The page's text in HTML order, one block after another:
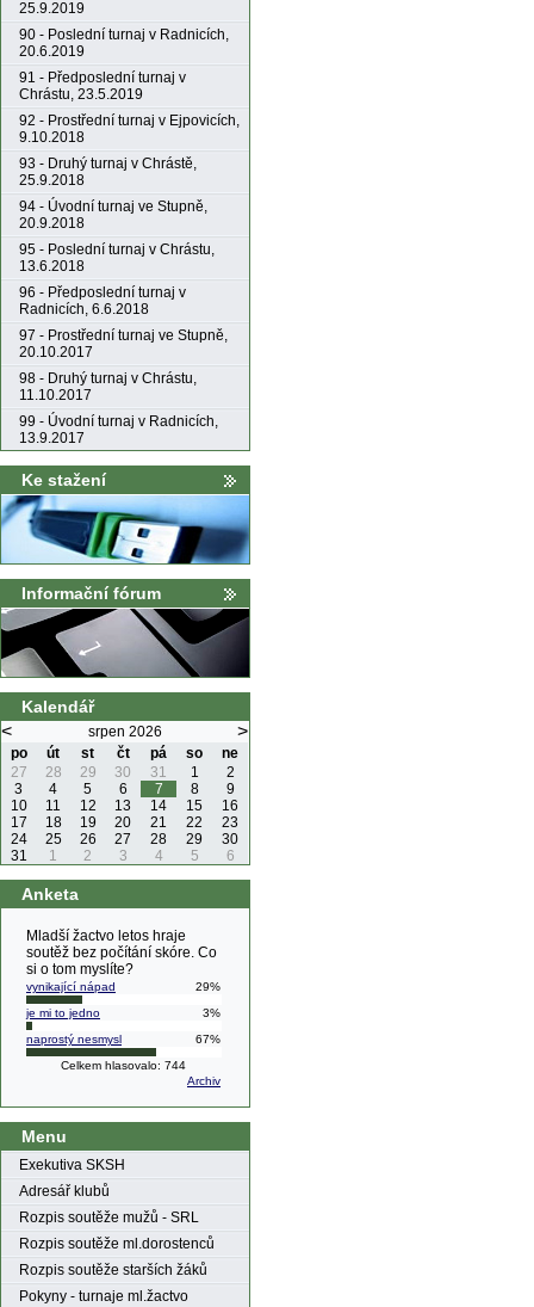
25.9.2019
90 - Poslední turnaj v Radnicích,
20.6.2019
91 - Předposlední turnaj v
Chrástu, 23.5.2019
92 - Prostřední turnaj v Ejpovicích,
9.10.2018
93 - Druhý turnaj v Chrástě,
25.9.2018
94 - Úvodní turnaj ve Stupně,
20.9.2018
95 - Poslední turnaj v Chrástu,
13.6.2018
96 - Předposlední turnaj v
Radnicích, 6.6.2018
97 - Prostřední turnaj ve Stupně,
20.10.2017
98 - Druhý turnaj v Chrástu,
11.10.2017
99 - Úvodní turnaj v Radnicích,
13.9.2017
Ke stažení
Informační fórum
Kalendář
< srpen 2026 >
po út st čt pá so
ne
27
28 29 30 31 1
2
3
4 5 6 7 8
9
10
11 12 13 14 15
16
17
18 19 20 21 22
23
24
25 26 27 28 29
30
31
1 2 3 4 5 6
Anketa
Mladší žactvo letos hraje
soutěž bez počítání skóre. Co
si o tom myslíte?
vynikající nápad
29%
je mi to jedno
3%
naprostý nesmysl
67%
Celkem hlasovalo: 744
Archiv
Menu
Exekutiva SKSH
Adresář klubů
Rozpis soutěže mužů - SRL
Rozpis soutěže ml.dorostenců
Rozpis soutěže starších žáků
Pokyny - turnaje ml.žactvo